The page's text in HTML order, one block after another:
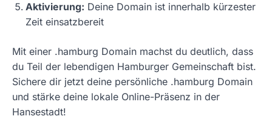
Aktivierung: Deine Domain ist innerhalb kürzester
Zeit einsatzbereit
Mit einer .hamburg Domain machst du deutlich, dass
du Teil der lebendigen Hamburger Gemeinschaft bist.
Sichere dir jetzt deine persönliche .hamburg Domain
und stärke deine lokale Online-Präsenz in der
Hansestadt!